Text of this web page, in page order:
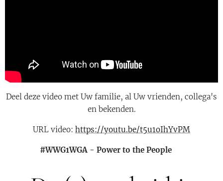
Deel deze video met Uw familie, al Uw vrienden, collega's
en bekenden.
URL video: https://youtu.be/t5u1oIhYvPM
#WWG1WGA - Power to the People 👊